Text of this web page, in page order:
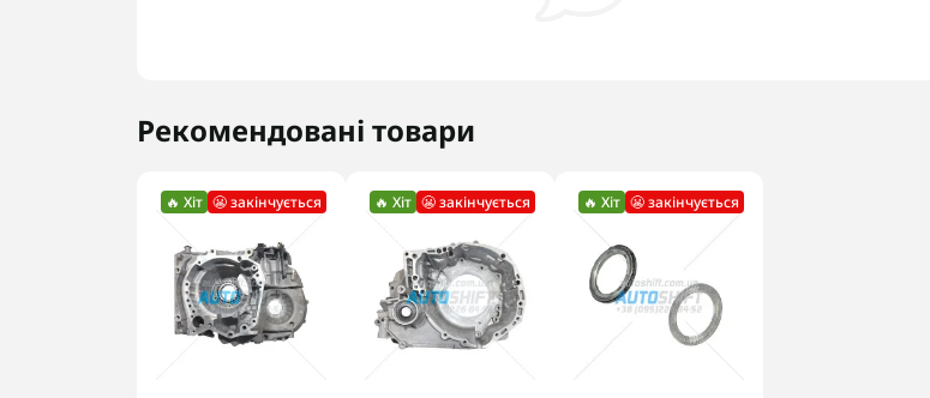
Рекомендовані товари
🔥 Хіт 😬 закінчується 🔥 Хіт 😬 закінчується 🔥 Хіт 😬 закінчується